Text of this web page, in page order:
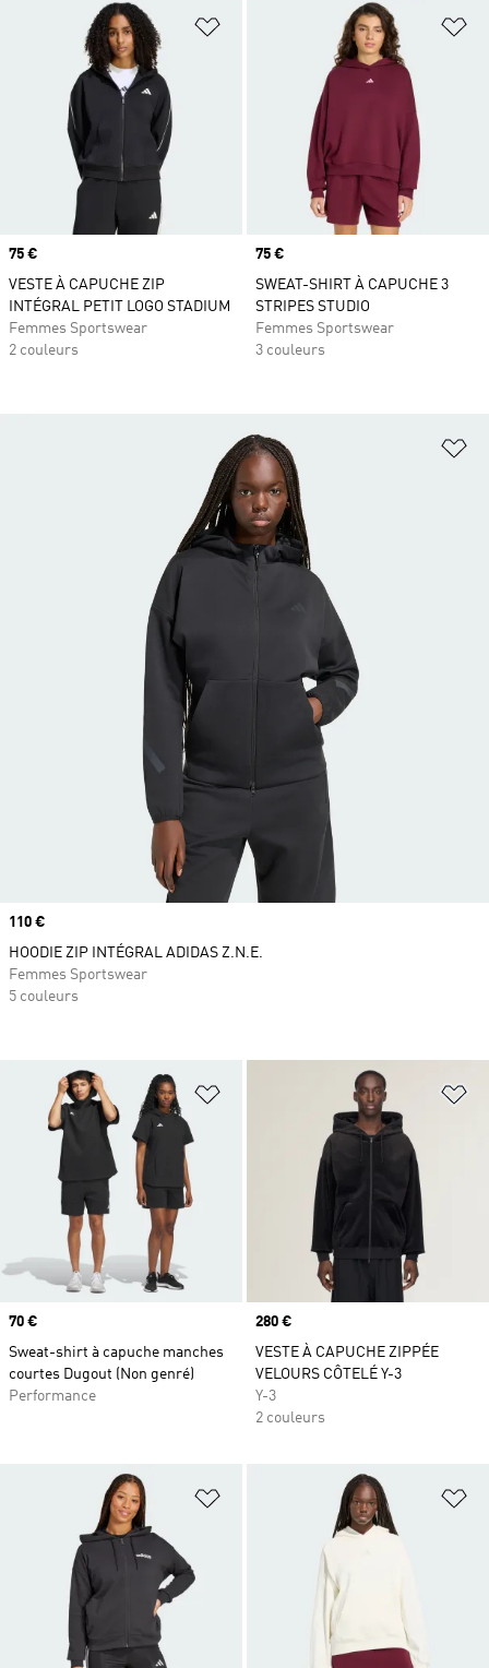
Ajouter à la Liste de produits
Prix
75 €
VESTE À CAPUCHE ZIP
INTÉGRAL PETIT LOGO STADIUM
Femmes Sportswear
2 couleurs
Prix
75 €
SWEAT-SHIRT À CAPUCHE 3
STRIPES STUDIO
Femmes Sportswear
3 couleurs
Ajouter à la Liste de produits
Prix
70 €
Sweat-shirt à capuche manches
courtes Dugout (Non genré)
Performance
Prix
280 €
VESTE À CAPUCHE ZIPPÉE
VELOURS CÔTELÉ Y-3
Y-3
2 couleurs
Ajouter à la Liste de produits
Prix
110 €
HOODIE ZIP INTÉGRAL ADIDAS Z.N.E.
Femmes Sportswear
5 couleurs